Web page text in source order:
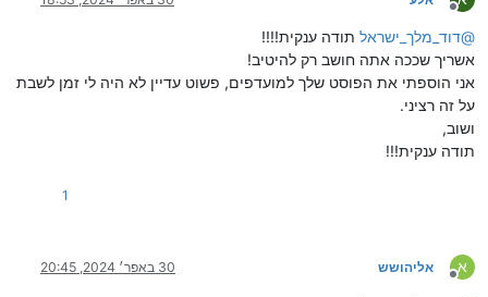
מנותק
@דוד_מלך_ישראל תודה ענקית!!!!
אשריך שככה אתה חושב רק להיטיב!
אני הוספתי את הפוסט שלך למועדפים, פשוט עדיין לא היה לי זמן לשבת
על זה רציני.
ושוב,
תודה ענקית!!!
1
א
מנותק
אליהושש 30 באפר׳ 2024, 20:45